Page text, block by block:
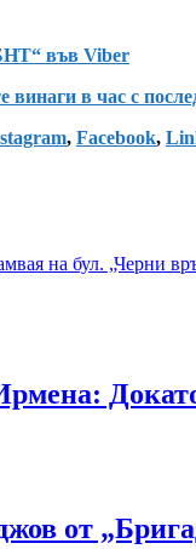
във Viber
винаги в час с
, Facebook,
на бул. „Черни
от